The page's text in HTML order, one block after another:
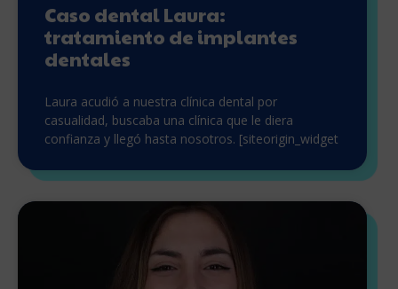
Caso dental Laura:
tratamiento de implantes
dentales
Laura acudió a nuestra clínica dental por
casualidad, buscaba una clínica que le diera
confianza y llegó hasta nosotros. [siteorigin_widget